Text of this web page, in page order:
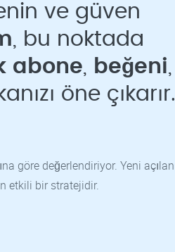
ve güven
, bu noktada
abone beğeni
öne çıkarır.
göre değerlendiriyor. Yeni açılan
etkili bir stratejidir.